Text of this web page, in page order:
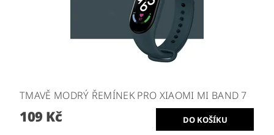
TMAVĚ MODRÝ ŘEMÍNEK PRO XIAOMI MI BAND 7
109 Kč